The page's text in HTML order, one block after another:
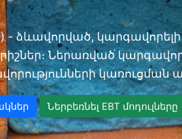
- ձևավորված, կարգավորելի
Ներառված
Ներբեռնել EBT մոդուլները